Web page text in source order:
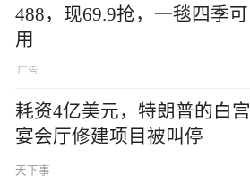
488，现69.9抢，一毯四季可
用
耗资4亿美元，特朗普的白宫
宴会厅修建项目被叫停
天下事